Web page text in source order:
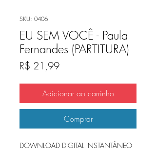
SKU: 0406
EU SEM VOCÊ - Paula
Fernandes (PARTITURA)
R$ 21,99Preço
Adicionar ao carrinho
Comprar
DOWNLOAD DIGITAL INSTANTÂNEO